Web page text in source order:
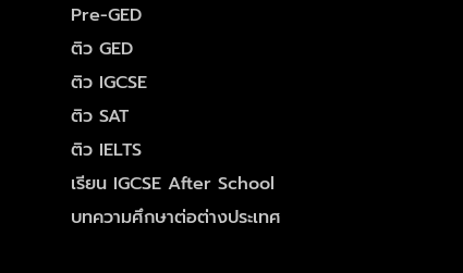
Pre-GED
ติว GED
ติว IGCSE
ติว SAT
ติว IELTS
เรียน IGCSE After School
บทความศึกษาต่อต่างประเทศ